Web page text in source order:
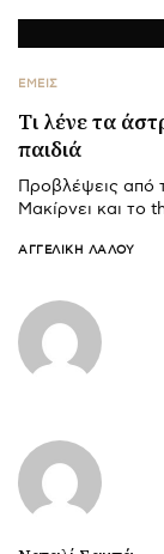
ΕΜΕΙΣ
Τι λένε τα
παιδιά
Προβλέψεις από
Μακίρνει και το
ΑΓΓΕΛΙΚΉ ΛΆΛΟΥ